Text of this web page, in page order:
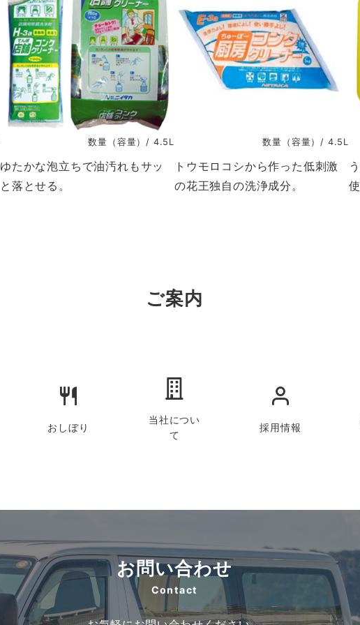
数量（容量）/ 4.5L
ゆたかな泡立ちで油汚れもサッ
と落とせる。
数量（容量）/ 4.5L
トウモロコシから作った低刺激
の花王独自の洗浄成分。
ご案内
おしぼり
当社につい
て
採用情報
お問い合わせ
Contact